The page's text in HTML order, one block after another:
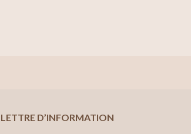
LETTRE D’INFORMATION